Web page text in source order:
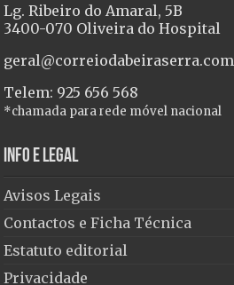
Lg. Ribeiro do Amaral, 5B
3400-070 Oliveira do Hospital
geral@correiodabeiraserra.com
Telem: 925 656 568
*chamada para rede móvel nacional
Info e Legal
Avisos Legais
Contactos e Ficha Técnica
Estatuto editorial
Privacidade